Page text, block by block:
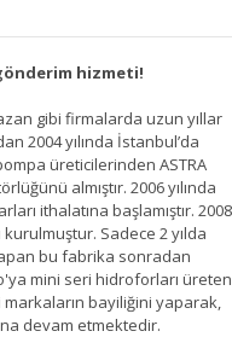
hizmeti!
gibi firmalarda uzun yıllar
2004 yılında İstanbul’da
üreticilerinden ASTRA
almıştır. 2006 yılında
ithalatına başlamıştır. 2008
kurulmuştur. Sadece 2 yılda
bu fabrika sonradan
mini seri hidroforları üreten
bayiliğini yaparak,
devam etmektedir.